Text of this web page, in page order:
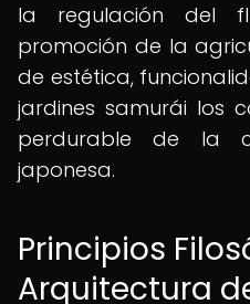
la regulación del
promoción de la
de estética,
jardines samurái los
perdurable de la
japonesa.
Principios
Arquitectura